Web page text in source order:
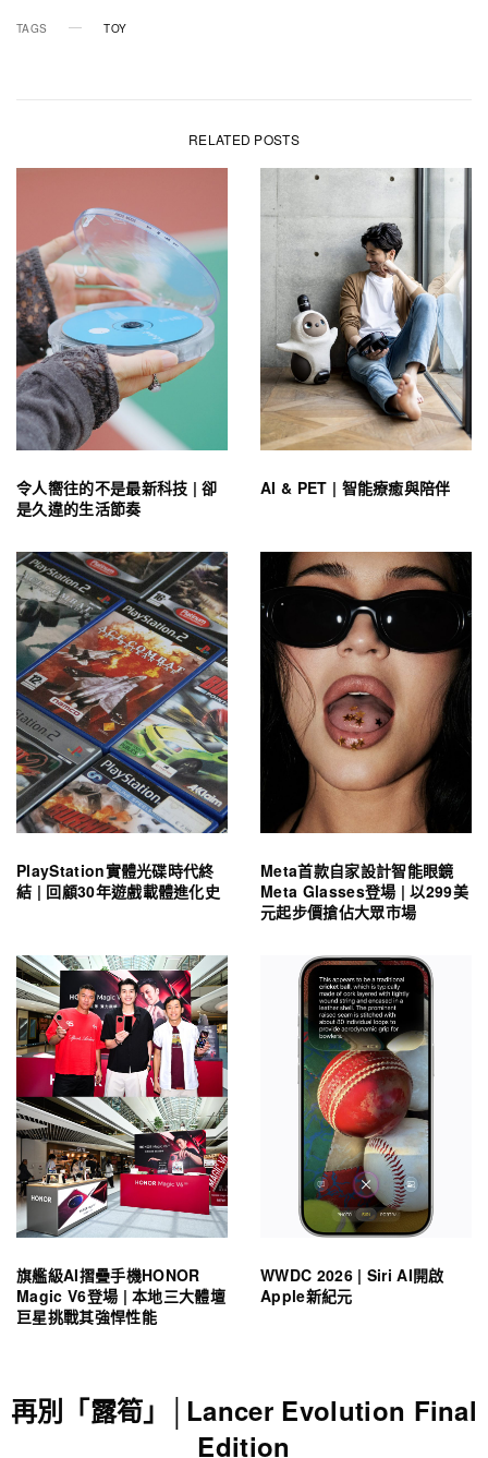
TAGS TOY
RELATED POSTS
令人嚮往的不是最新科技 | 卻
是久違的生活節奏
AI & PET | 智能療癒與陪伴
PlayStation實體光碟時代終
結 | 回顧30年遊戲載體進化史
Meta首款自家設計智能眼鏡
Meta Glasses登場 | 以299美
元起步價搶佔大眾市場
旗艦級AI摺疊手機HONOR
Magic V6登場 | 本地三大體壇
巨星挑戰其強悍性能
WWDC 2026 | Siri AI開啟
Apple新紀元
再別「露筍」│Lancer Evolution Final
Edition